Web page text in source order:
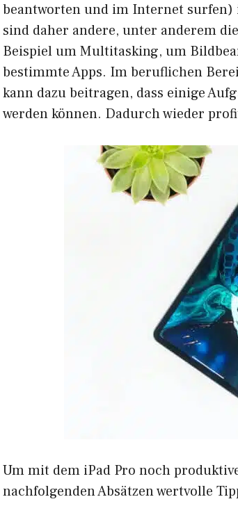
beantworten und im Internet
sind daher andere, unter anderem
Beispiel um Multitasking, um
bestimmte Apps. Im beruflichen
kann dazu beitragen, dass einige
werden können. Dadurch wieder
Um mit dem iPad Pro noch
nachfolgenden Absätzen wertvolle